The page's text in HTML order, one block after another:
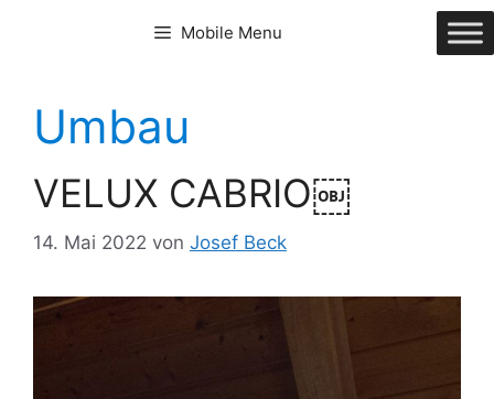
Mobile Menu
Umbau
VELUX CABRIO￼
14. Mai 2022 von Josef Beck